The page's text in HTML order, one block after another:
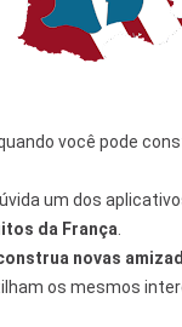
você pode
um dos
da França
novas
os mesmos